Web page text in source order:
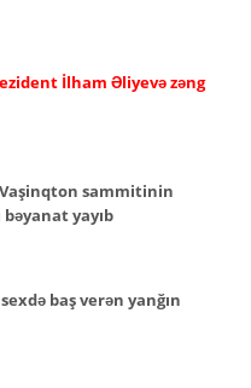
İlham Əliyevə zəng
sammitinin
yayıb
baş verən yanğın